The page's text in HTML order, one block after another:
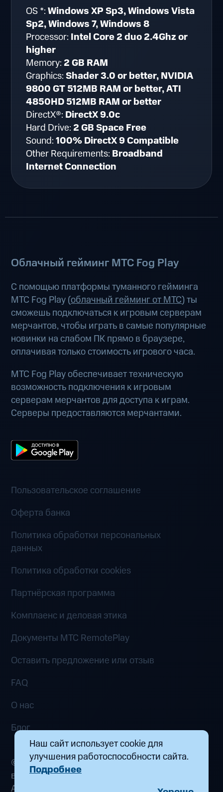
Наш сайт использует cookie для
улучшения работоспособности сайта.
Подробнее
OS *:Windows XP Sp3, Windows Vista
Sp2, Windows 7, Windows 8
Processor: Intel Core 2 duo 2.4Ghz or
higher
Memory: 2 GB RAM
Graphics:Shader 3.0 or better, NVIDIA
9800 GT 512MB RAM or better, ATI
4850HD 512MB RAM or better
DirectX®: DirectX 9.0c
Hard Drive: 2 GB Space Free
Sound:100% DirectX 9 Compatible
Other Requirements: Broadband
Internet Connection
Облачный гейминг МТС Fog Play
С помощью платформы туманного гейминга
МТС Fog Play (облачный гейминг от МТС) ты
сможешь подключаться к игровым серверам
мерчантов, чтобы играть в самые популярные
новинки на слабом ПК прямо в браузере,
оплачивая только стоимость игрового часа.
МТС Fog Play обеспечивает техническую
возможность подключения к игровым
серверам мерчантов для доступа к играм.
Серверы предоставляются мерчантами.
Пользовательское соглашение
Оферта банка
Политика обработки персональных
данных
Политика обработки cookies
Партнёрская программа
Комплаенс и деловая этика
Документы MTC RemotePlay
Оставить предложение или отзыв
FAQ
О нас
Блог
© 2026 ООО «Маркетплейс распределенных
вычислений». Все права защищены
Адрес: 115432, г. Москва, пр-кт Андропова, д.